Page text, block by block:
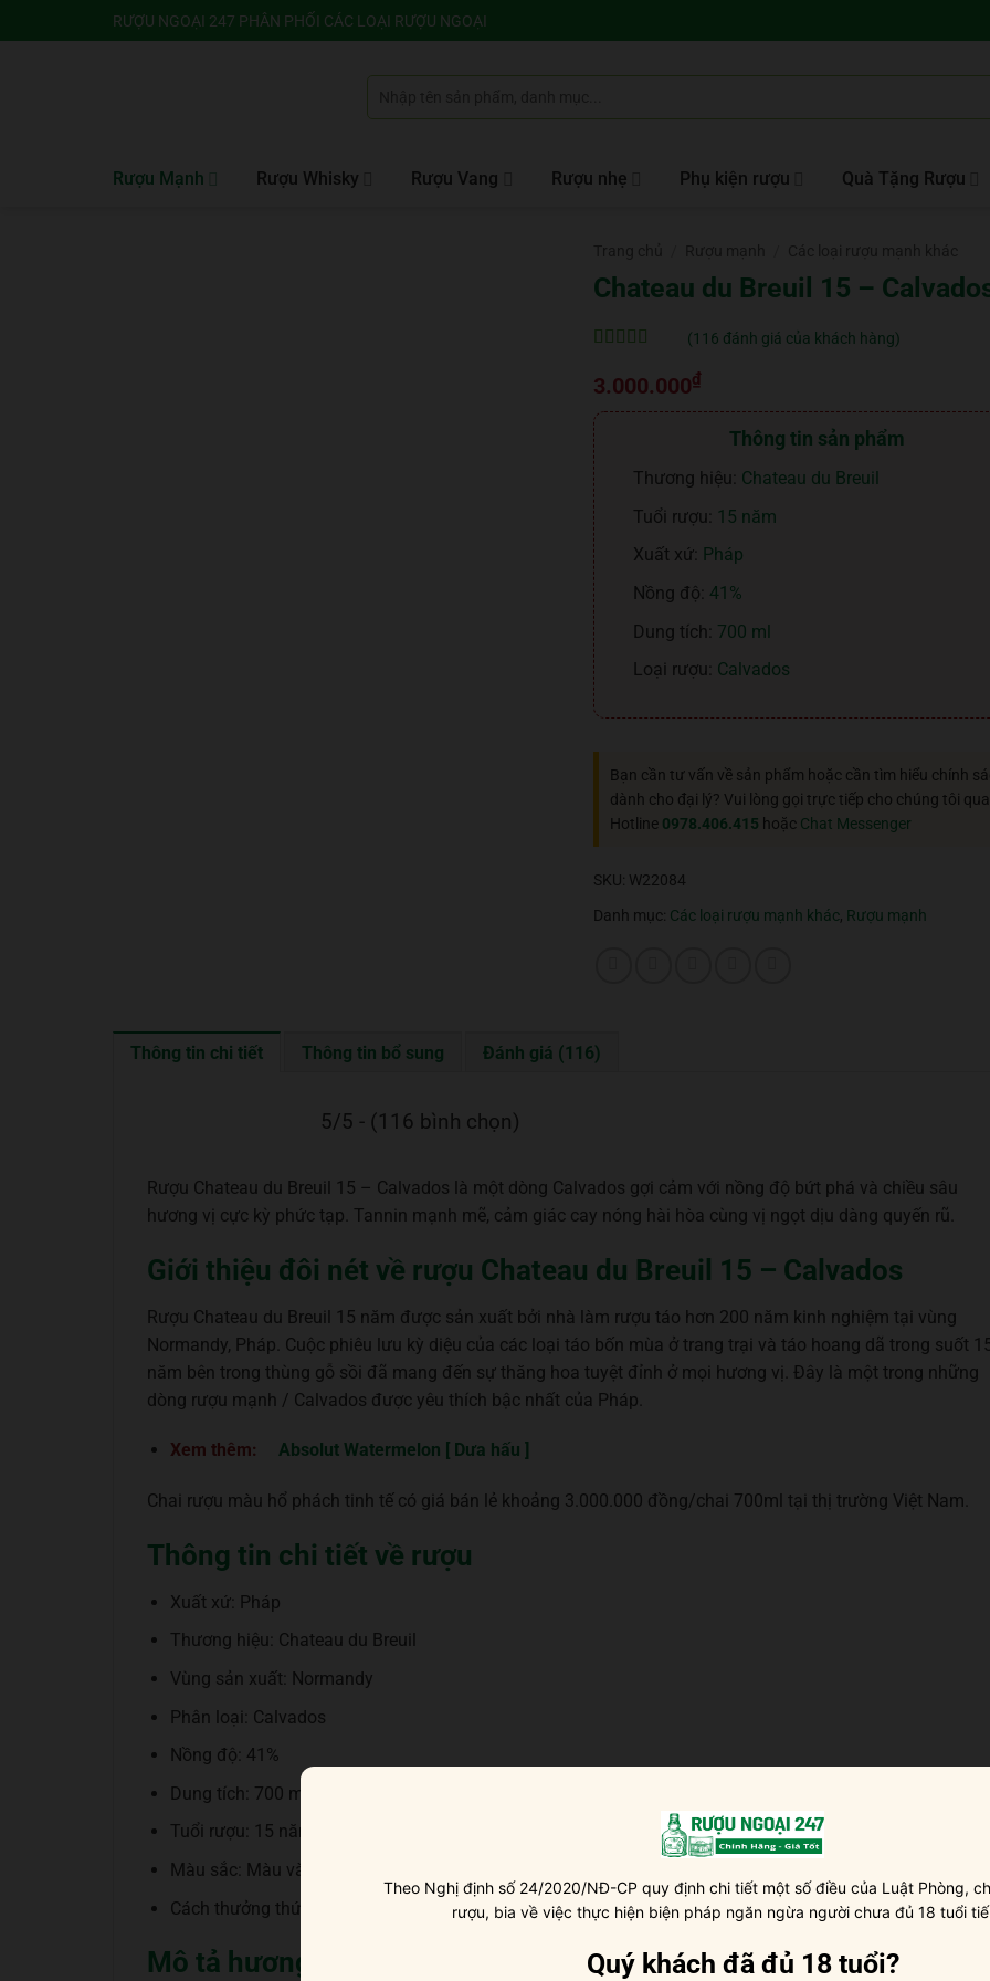
qua
RƯỢU NGOẠI 247 PHÂN PHỐI CÁC LOẠI RƯỢU NGOẠI
Rượu Mạnh Rượu Whisky Rượu Vang Rượu nhẹ Phụ kiện rượu Quà Tặng Rượu
Chateau du Breuil 15 –
trênđánh
giá
(116 đánh giá của khách hàng)
3.000.000₫
Thông tin sản phẩm
Thương hiệu: Chateau du Breuil
Tuổi rượu: 15 năm
Xuất xứ: Pháp
Nồng độ: 41%
Dung tích: 700 ml
Loại rượu: Calvados
Bạn cần tư vấn về sản phẩm hoặc cần tìm hiểu chính
dành cho đại lý? Vui lòng gọi trực tiếp cho chúng tôi qua
Hotline 0978.406.415 hoặc Chat Messenger
SKU: W22084
Danh mục: Các loại rượu mạnh khác, Rượu mạnh
Thông tin chi tiết Thông tin bổ sung Đánh giá (116)
5/5 - (116 bình chọn)
Rượu Chateau du Breuil 15 – Calvados là một dòng Calvados gợi cảm với nồng độ bứt phá và chiều sâu
hương vị cực kỳ phức tạp. Tannin mạnh mẽ, cảm giác cay nóng hài hòa cùng vị ngọt dịu dàng quyến rũ.
Giới thiệu đôi nét về rượu Chateau du Breuil 15 – Calvados
Rượu Chateau du Breuil 15 năm được sản xuất bởi nhà làm rượu táo hơn 200 năm kinh nghiệm tại vùng
Normandy, Pháp. Cuộc phiêu lưu kỳ diệu của các loại táo bốn mùa ở trang trại và táo hoang dã trong suốt
năm bên trong thùng gỗ sồi đã mang đến sự thăng hoa tuyệt đỉnh ở mọi hương vị. Đây là một trong những
dòng rượu mạnh / Calvados được yêu thích bậc nhất của Pháp.
Xem thêm: Absolut Watermelon [ Dưa hấu ]
Chai rượu màu hổ phách tinh tế có giá bán lẻ khoảng 3.000.000 đồng/chai 700ml tại thị trường Việt Nam.
Thông tin chi tiết về rượu
Xuất xứ: Pháp
Thương hiệu: Chateau du Breuil
Vùng sản xuất: Normandy
Phân loại: Calvados
Nồng độ: 41%
Dung tích: 700 ml
Tuổi rượu: 15 năm
Màu sắc: Màu vàng hổ phách đậm
Cách thưởng thức: Uống nguyên chất, thêm đá viên, pha chế cocktail
Mô tả hương vị rượu
Theo Nghị định số 24/2020/NĐ-CP quy định chi tiết một số điều của Luật Phòng,
rượu, bia về việc thực hiện biện pháp ngăn ngừa người chưa đủ 18 tuổi
Quý khách đã đủ 18 tuổi?